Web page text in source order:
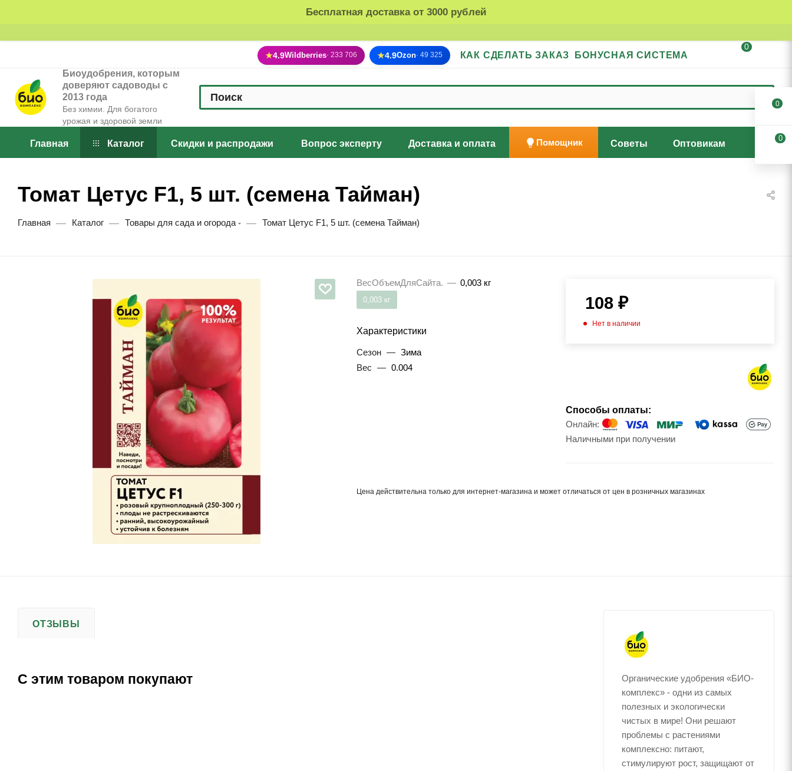
Бесплатная доставка от 3000 рублей
★4.9Wildberries· 233 706 ★4.9Ozon· 49 325 КАК СДЕЛАТЬ ЗАКАЗ БОНУСНАЯ СИСТЕМА
0
Биоудобрения, которым
доверяют садоводы с
2013 года
Без химии. Для богатого
урожая и здоровой земли
Главная Каталог Скидки и распродажи Вопрос эксперту Доставка и оплата Помощник Советы Оптовикам
Томат Цетус F1, 5 шт. (семена Тайман)
Главная — Каталог — Товары для сада и огорода — Томат Цетус F1, 5 шт. (семена Тайман)
ВесОбъемДляСайта. — 0,003 кг
0,003 кг
Характеристики
Сезон — Зима
Вес
— 0.004
108₽
Нет в наличии
Способы оплаты:
Онлайн:
Наличными при получении
Цена действительна только для интернет-магазина и может отличаться от цен в розничных магазинах
ОТЗЫВЫ
С этим товаром покупают
Органические удобрения «БИО-
комплекс» - одни из самых
полезных и экологически
чистых в мире! Они решают
проблемы с растениями
комплексно: питают,
стимулируют рост, защищают от
0
0